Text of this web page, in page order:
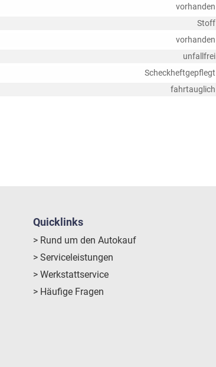
vorhanden
Stoff
vorhanden
unfallfrei
Scheckheftgepflegt
fahrtauglich
Quicklinks
> Rund um den Autokauf
> Serviceleistungen
> Werkstattservice
> Häufige Fragen